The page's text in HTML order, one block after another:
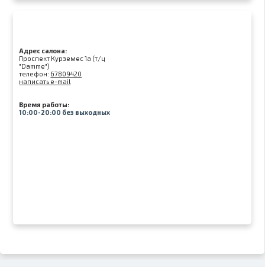
Адрес салона:
Проспект Курземес 1а (т/ц
"Damme")
телефон: 67809420
написать e-mail
Время работы:
10:00-20:00 без выходных